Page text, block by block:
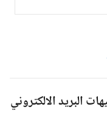
البريد الالكتروني